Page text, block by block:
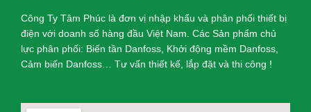
Công Ty Tâm Phúc là đơn vị nhập khẩu và phân phối thiết bị
điện với doanh số hàng đầu Việt Nam. Các Sản phẩm chủ
lực phân phối: Biến tần Danfoss, Khởi động mềm Danfoss,
Cảm biến Danfoss… Tư vấn thiết kế, lắp đặt và thi công !